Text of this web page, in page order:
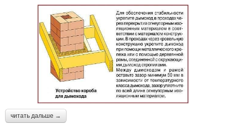
читать дальше →